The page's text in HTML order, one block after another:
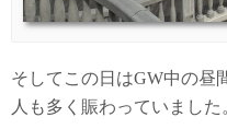
そしてこの日はGW中の昼
人も多く賑わっていました